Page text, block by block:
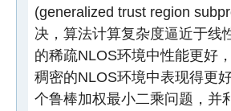
(generalized trust region
决，算法计算复杂度逼近于线
的稀疏NLOS环境中性能更好
稠密的NLOS环境中表现得更
个鲁棒加权最小二乘问题，并